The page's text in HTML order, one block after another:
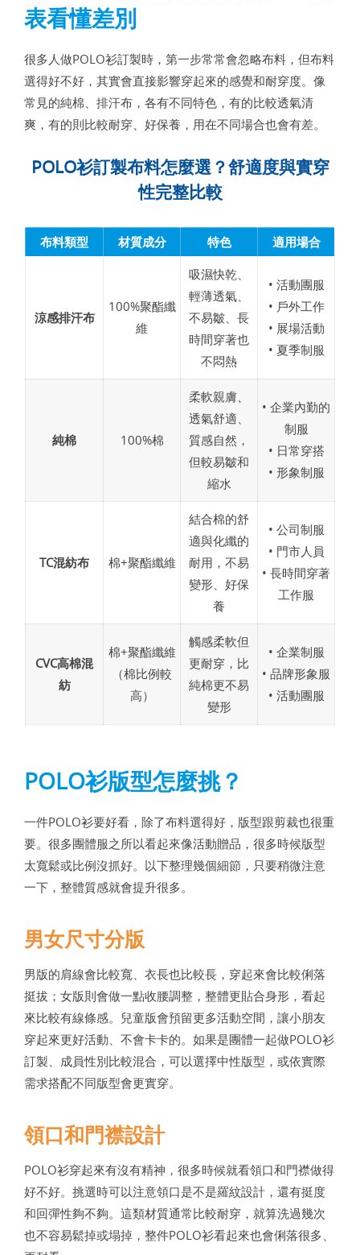
表看懂差別
很多人做POLO衫訂製時，第一步常常會忽略布料，但布料
選得好不好，其實會直接影響穿起來的感覺和耐穿度。像
常見的純棉、排汗布，各有不同特色，有的比較透氣清
爽，有的則比較耐穿、好保養，用在不同場合也會有差。
POLO衫訂製布料怎麼選？舒適度與實穿
性完整比較
布料類型 材質成分 特色 適用場合
涼感排汗布
100%聚酯纖
維
吸濕快乾、
輕薄透氣、
不易皺、長
時間穿著也
不悶熱
• 活動團服
• 戶外工作
• 展場活動
• 夏季制服
純棉 100%棉
柔軟親膚、
透氣舒適、
質感自然，
但較易皺和
縮水
• 企業內勤的
制服
• 日常穿搭
• 形象制服
TC混紡布 棉+聚酯纖維
結合棉的舒
適與化纖的
耐用，不易
變形、好保
養
• 公司制服
• 門市人員
• 長時間穿著
工作服
CVC高棉混
紡
棉+聚酯纖維
（棉比例較
高）
觸感柔軟但
更耐穿，比
純棉更不易
變形
• 企業制服
• 品牌形象服
• 活動團服
POLO衫版型怎麼挑？
一件POLO衫要好看，除了布料選得好，版型跟剪裁也很重
要。很多團體服之所以看起來像活動贈品，很多時候版型
太寬鬆或比例沒抓好。以下整理幾個細節，只要稍微注意
一下，整體質感就會提升很多。
男女尺寸分版
男版的肩線會比較寬、衣長也比較長，穿起來會比較俐落
挺拔；女版則會做一點收腰調整，整體更貼合身形，看起
來比較有線條感。兒童版會預留更多活動空間，讓小朋友
穿起來更好活動、不會卡卡的。如果是團體一起做POLO衫
訂製、成員性別比較混合，可以選擇中性版型，或依實際
需求搭配不同版型會更實穿。
領口和門襟設計
POLO衫穿起來有沒有精神，很多時候就看領口和門襟做得
好不好。挑選時可以注意領口是不是羅紋設計，還有挺度
和回彈性夠不夠。這類材質通常比較耐穿，就算洗過幾次
也不容易鬆掉或塌掉，整件POLO衫看起來也會俐落很多、